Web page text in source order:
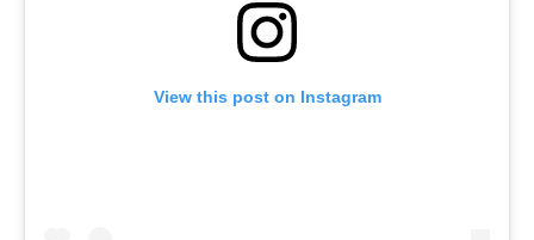
View this post on Instagram